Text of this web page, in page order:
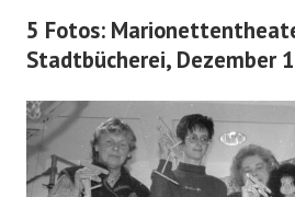
5 Fotos:
Stadtbücherei, Dezember